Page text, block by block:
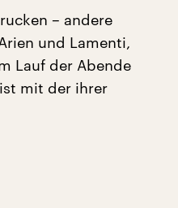
– andere
und Lamenti,
Lauf der Abende
mit der ihrer